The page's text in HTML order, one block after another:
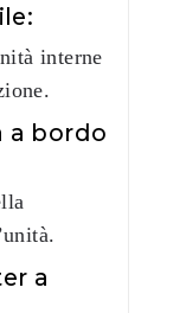
interne
a bordo
a